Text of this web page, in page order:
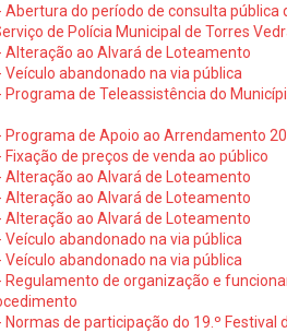
Abertura do período de consulta
de Polícia Municipal de Torres
Alteração ao Alvará de Loteamento
Veículo abandonado na via pública
Programa de Teleassistência do
Programa de Apoio ao Arrendamento
Fixação de preços de venda ao público
Alteração ao Alvará de Loteamento
Alteração ao Alvará de Loteamento
Alteração ao Alvará de Loteamento
Veículo abandonado na via pública
Veículo abandonado na via pública
Regulamento de organização e
Normas de participação do 19.º Festival